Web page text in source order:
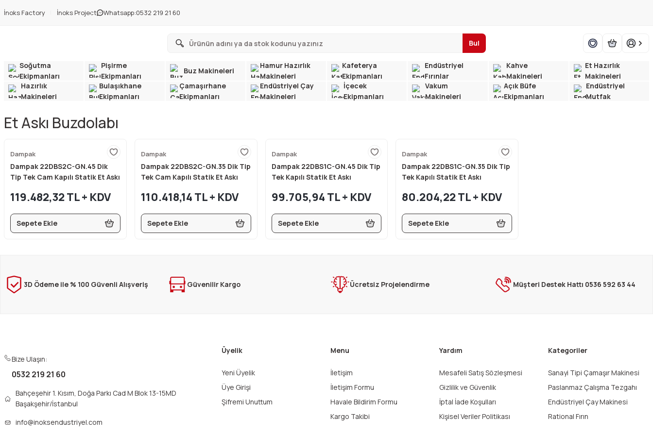
İnoks Factory İnoks Project Whatsapp:0532 219 21 60
Bul
Soğutma
Ekipmanları
Pişirme
Ekipmanları
Buz Makineleri
Hamur Hazırlık
Makineleri
Kafeterya
Ekipmanları
Endüstriyel
Fırınlar
Kahve
Makineleri
Et Hazırlık
Makineleri
Hazırlık
Makineleri
Bulaşıkhane
Ekipmanları
Çamaşırhane
Ekipmanları
Endüstriyel Çay
Makineleri
İçecek
Ekipmanları
Vakum
Makineleri
Açık Büfe
Ekipmanları
Endüstriyel
Mutfak
Et Askı Buzdolabı
Dampak
Dampak 22DBS2C-GN.45 Dik
Tip Tek Cam Kapılı Statik Et Askı
139x82x210 cm
119.482,32 TL + KDV
Sepete Ekle
Dampak
Dampak 22DBS2C-GN.35 Dik Tip
Tek Cam Kapılı Statik Et Askı
cm
110.418,14 TL + KDV
Sepete Ekle
Dampak
Dampak 22DBS1C-GN.45 Dik Tip
Tek Kapılı Statik Et Askı
69x82x210 cm
99.705,94 TL + KDV
Sepete Ekle
Dampak
Dampak 22DBS1C-GN.35 Dik Tip
Tek Kapılı Statik Et Askı
80.204,22 TL + KDV
Sepete Ekle
3D Ödeme ile % 100 Güvenli Alışveriş Güvenilir Kargo Ücretsiz Projelendirme Müşteri Destek Hattı 0536 592 63 44
Bize Ulaşın:
0532 219 21 60
Bahçeşehir 1. Kısım, Doğa Parkı Cad M Blok 13-15MD
Başakşehir/İstanbul
info@inoksendustriyel.com
Üyelik
Yeni Üyelik
Üye Girişi
Şifremi Unuttum
Menu
İletişim
İletişim Formu
Havale Bildirim Formu
Kargo Takibi
Yardım
Mesafeli Satış Sözleşmesi
Gizlilik ve Güvenlik
İptal İade Koşulları
Kişisel Veriler Politikası
Kategoriler
Sanayi Tipi Çamaşır Makinesi
Paslanmaz Çalışma Tezgahı
Endüstriyel Çay Makinesi
Rational Fırın